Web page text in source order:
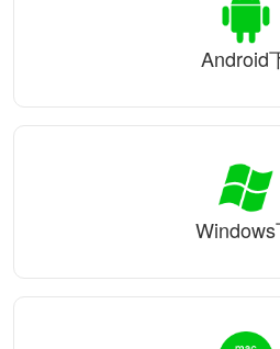
Android